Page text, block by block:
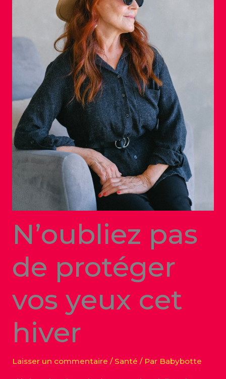
N’oubliez pas
de protéger
vos yeux cet
hiver
Laisser un commentaire / Santé / Par Babybotte